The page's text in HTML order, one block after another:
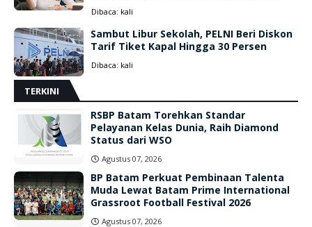
Dibaca: kali
Sambut Libur Sekolah, PELNI Beri Diskon
Tarif Tiket Kapal Hingga 30 Persen
Dibaca: kali
TERKINI
RSBP Batam Torehkan Standar
Pelayanan Kelas Dunia, Raih Diamond
Status dari WSO
Agustus 07, 2026
BP Batam Perkuat Pembinaan Talenta
Muda Lewat Batam Prime International
Grassroot Football Festival 2026
Agustus 07, 2026